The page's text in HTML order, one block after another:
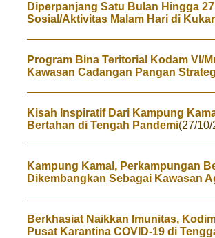
Diperpanjang Satu Bulan Hingga
Sosial/Aktivitas Malam Hari di Kukar
Program Bina Teritorial Kodam VI/
Kawasan Cadangan Pangan
Kisah Inspiratif Dari Kampung
Bertahan di Tengah Pandemi(27/
Kampung Kamal, Perkampungan
Dikembangkan Sebagai Kawasan
Berkhasiat Naikkan Imunitas,
Pusat Karantina COVID-19 di